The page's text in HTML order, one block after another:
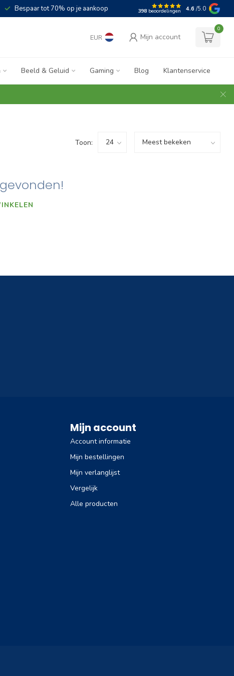
Bespaar tot 70% op je aankoop 398 beoordelingen 4.6 /5.0
EUR Mijn account
0
Beeld & Geluid Gaming Blog Klantenservice
Toon:
Mijn account
Account informatie
Mijn bestellingen
Mijn verlanglijst
Vergelijk
Alle producten